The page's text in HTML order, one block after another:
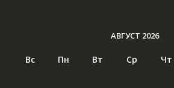
АВГУСТ 2026
Вс Пн Вт Ср Чт